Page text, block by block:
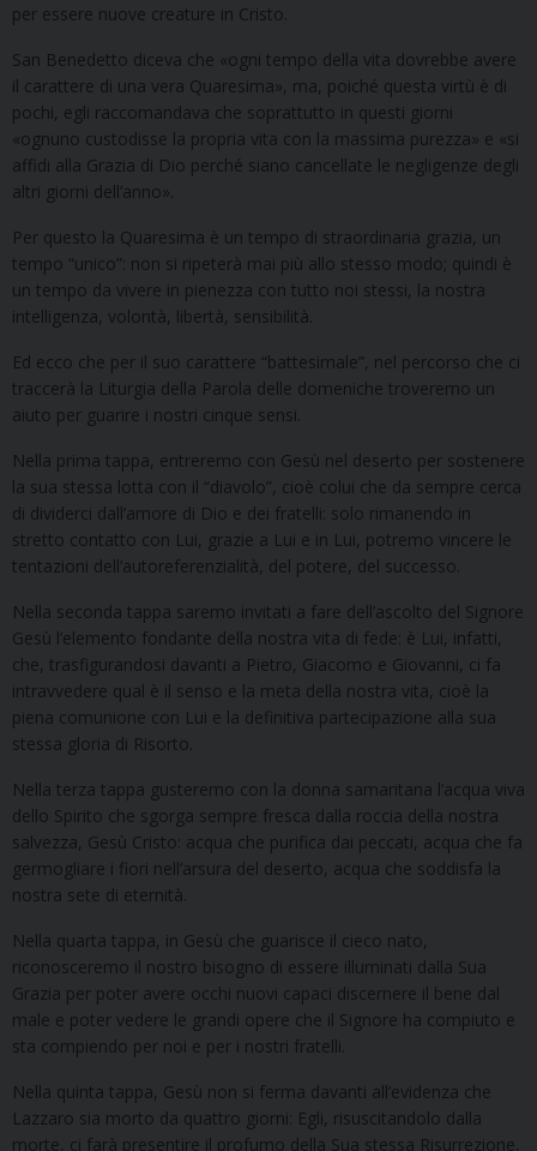
per essere nuove creature in Cristo.
San Benedetto diceva che «ogni tempo della vita dovrebbe avere
il carattere di una vera Quaresima», ma, poiché questa virtù è di
pochi, egli raccomandava che soprattutto in questi giorni
«ognuno custodisse la propria vita con la massima purezza» e «si
affidi alla Grazia di Dio perché siano cancellate le negligenze degli
altri giorni dell’anno».
Per questo la Quaresima è un tempo di straordinaria grazia, un
tempo “unico”: non si ripeterà mai più allo stesso modo; quindi è
un tempo da vivere in pienezza con tutto noi stessi, la nostra
intelligenza, volontà, libertà, sensibilità.
Ed ecco che per il suo carattere “battesimale”, nel percorso che ci
traccerà la Liturgia della Parola delle domeniche troveremo un
aiuto per guarire i nostri cinque sensi.
Nella prima tappa, entreremo con Gesù nel deserto per sostenere
la sua stessa lotta con il “diavolo”, cioè colui che da sempre cerca
di dividerci dall’amore di Dio e dei fratelli: solo rimanendo in
stretto contatto con Lui, grazie a Lui e in Lui, potremo vincere le
tentazioni dell’autoreferenzialità, del potere, del successo.
Nella seconda tappa saremo invitati a fare dell’ascolto del Signore
Gesù l’elemento fondante della nostra vita di fede: è Lui, infatti,
che, trasfigurandosi davanti a Pietro, Giacomo e Giovanni, ci fa
intravvedere qual è il senso e la meta della nostra vita, cioè la
piena comunione con Lui e la definitiva partecipazione alla sua
stessa gloria di Risorto.
Nella terza tappa gusteremo con la donna samaritana l’acqua viva
dello Spirito che sgorga sempre fresca dalla roccia della nostra
salvezza, Gesù Cristo: acqua che purifica dai peccati, acqua che fa
germogliare i fiori nell’arsura del deserto, acqua che soddisfa la
nostra sete di eternità.
Nella quarta tappa, in Gesù che guarisce il cieco nato,
riconosceremo il nostro bisogno di essere illuminati dalla Sua
Grazia per poter avere occhi nuovi capaci discernere il bene dal
male e poter vedere le grandi opere che il Signore ha compiuto e
sta compiendo per noi e per i nostri fratelli.
Nella quinta tappa, Gesù non si ferma davanti all’evidenza che
Lazzaro sia morto da quattro giorni: Egli, risuscitandolo dalla
morte, ci farà presentire il profumo della Sua stessa Risurrezione,